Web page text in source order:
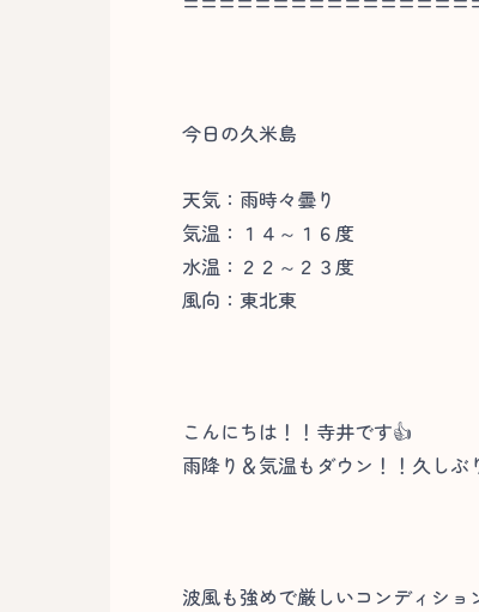
今日の久米島
天気：雨時々曇り
気温：１４～１６度
水温：２２～２３度
風向：東北東
こんにちは！！寺井です👍
雨降り＆気温もダウン！！久しぶ
波風も強めで厳しいコンディショ